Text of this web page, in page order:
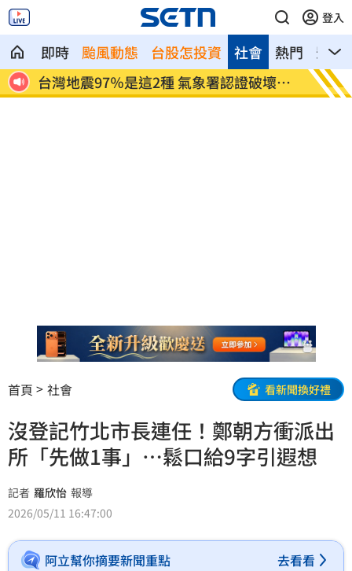
登入
即時 颱風動態 台股怎投資 熱門 影音
社會
重
台灣地震97％是這2種 氣象署認證破壞力
大
AIT
首頁 社會 看新聞換好禮
沒登記竹北市長連任！鄭朝方衝派出
所「先做1事」…鬆口給9字引遐想
記者 羅欣怡 報導
2026/05/11 16:47:00
阿立幫你摘要新聞重點 去看看